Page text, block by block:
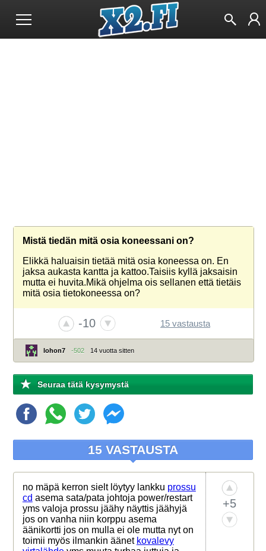
Mistä tiedän mitä osia koneessani on?
Elikkä haluaisin tietää mitä osia koneessa on. En
jaksa aukasta kantta ja kattoo.Taisiis kyllä jaksaisin
mutta ei huvita.Mikä ohjelma ois sellanen että tietäis
mitä osia tietokoneessa on?
-10 15 vastausta
lohon7 -502 14 vuotta sitten
Seuraa tätä kysymystä
15 VASTAUSTA
no mäpä kerron sielt löytyy lankku prossu
cd asema sata/pata johtoja power/restart
yms valoja prossu jäähy näyttis jäähyjä
jos on vanha niin korppu asema
äänikortti jos on mulla ei ole mutta nyt on
toimii myös ilmankin äänet kovalevy
+5